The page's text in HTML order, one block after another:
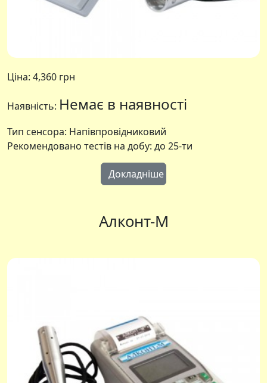
Ціна: 4,360 грн
Наявність: Немає в наявності
Тип сенсора: Напівпровідниковий
Рекомендовано тестів на добу: до 25-ти
Докладніше
Алконт-М